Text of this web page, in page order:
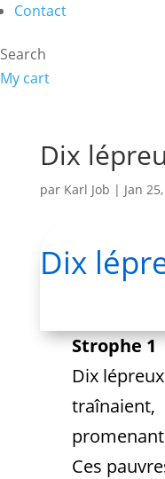
Contact
Search
My cart
Dix
par Karl Job | Jan
Dix
Strophe 1
Dix
traînaient,
Ces